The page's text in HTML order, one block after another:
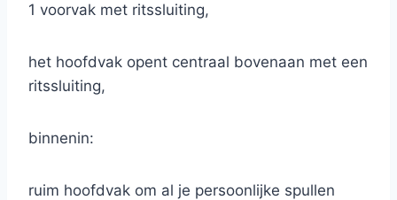
1 voorvak met ritssluiting,
het hoofdvak opent centraal bovenaan met een
ritssluiting,
binnenin:
ruim hoofdvak om al je persoonlijke spullen